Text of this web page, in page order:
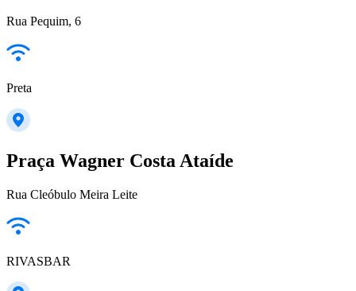
Rua Pequim, 6
Preta
Praça Wagner Costa Ataíde
Rua Cleóbulo Meira Leite
RIVASBAR